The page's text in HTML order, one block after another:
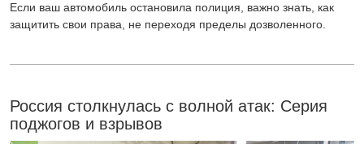
Если ваш автомобиль остановила полиция, важно знать, как
защитить свои права, не переходя пределы дозволенного.
Россия столкнулась с волной атак: Серия
поджогов и взрывов